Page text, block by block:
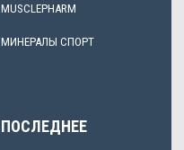
MUSCLEPHARM
МИНЕРАЛЫ СПОРТ
ПОСЛЕДНЕЕ